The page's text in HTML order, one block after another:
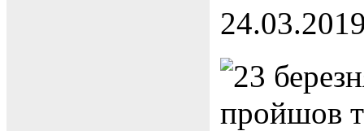
23
пройшов